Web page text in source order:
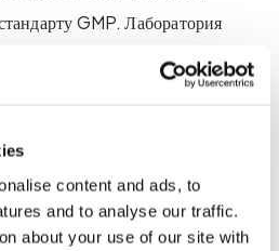
content and ads, to
and to analyse our traffic.
about your use of our site with
GMP. Лаборатория
и следует стандартам
высококачественный
на основе передовых знаний
прилагается ID теста